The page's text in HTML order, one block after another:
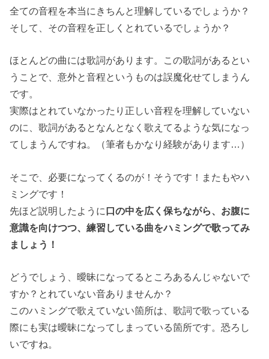
全ての音程を本当にきちんと理解しているでしょうか？
そして、その音程を正しくとれているでしょうか？
ほとんどの曲には歌詞があります。この歌詞があるとい
うことで、意外と音程というものは誤魔化せてしまうん
です。
実際はとれていなかったり正しい音程を理解していない
のに、歌詞があるとなんとなく歌えてるような気になっ
てしまうんですね。（筆者もかなり経験があります…）
そこで、必要になってくるのが！そうです！またもやハ
ミングです！
先ほど説明したように口の中を広く保ちながら、お腹に
意識を向けつつ、練習している曲をハミングで歌ってみ
ましょう！
どうでしょう、曖昧になってるところあるんじゃないで
すか？とれていない音ありませんか？
このハミングで歌えていない箇所は、歌詞で歌っている
際にも実は曖昧になってしまっている箇所です。恐ろし
いですね。